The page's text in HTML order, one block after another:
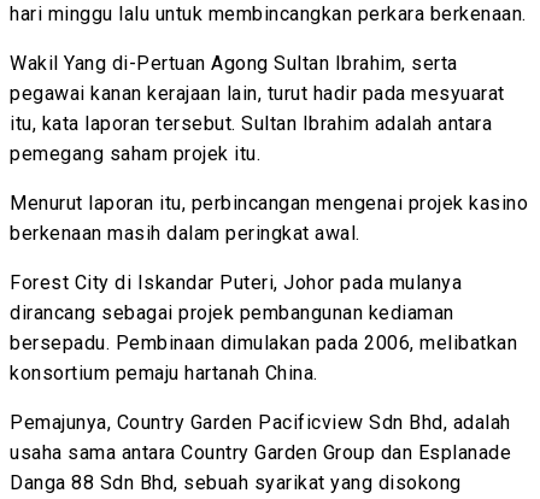
hari minggu lalu untuk membincangkan perkara berkenaan.
Wakil Yang di-Pertuan Agong Sultan Ibrahim, serta
pegawai kanan kerajaan lain, turut hadir pada mesyuarat
itu, kata laporan tersebut. Sultan Ibrahim adalah antara
pemegang saham projek itu.
Menurut laporan itu, perbincangan mengenai projek kasino
berkenaan masih dalam peringkat awal.
Forest City di Iskandar Puteri, Johor pada mulanya
dirancang sebagai projek pembangunan kediaman
bersepadu. Pembinaan dimulakan pada 2006, melibatkan
konsortium pemaju hartanah China.
Pemajunya, Country Garden Pacificview Sdn Bhd, adalah
usaha sama antara Country Garden Group dan Esplanade
Danga 88 Sdn Bhd, sebuah syarikat yang disokong